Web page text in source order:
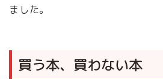
ました。
買う本、買わない本